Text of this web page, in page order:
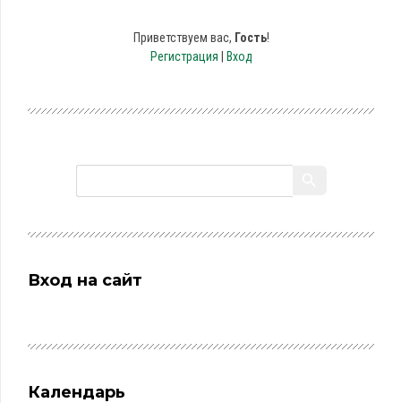
Приветствуем вас, Гость!
Регистрация
Вход
Вход на сайт
Календарь